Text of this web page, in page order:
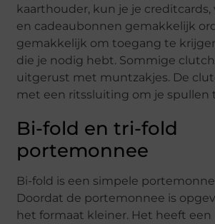
kaarthouder, kun je je creditcards,
en cadeaubonnen gemakkelijk
gemakkelijk om toegang te
die je nodig hebt. Sommige
uitgerust met muntzakjes. De
met een ritssluiting om je spullen
Bi-fold en tri-fold
portemonnee
Bi-fold is een simpele
Doordat de portemonnee is
het formaat kleiner. Het heeft